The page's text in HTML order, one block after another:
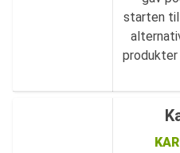
starten
produkter